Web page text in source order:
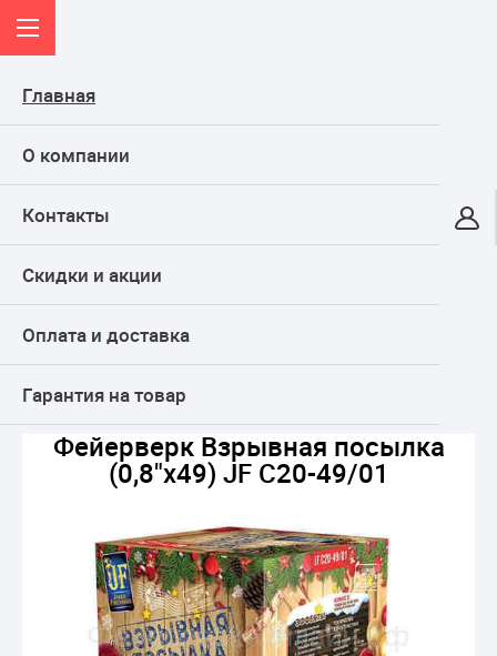
Главная
О компании
Контакты
Скидки и акции
Оплата и доставка
Гарантия на товар
Онлайн-гипермаркет
КАТАЛОГ
Фейерверк Взрывная посылка (0,8"х49) JF C20-49/01
Фейерверк Взрывная посылка
(0,8"х49) JF C20-49/01